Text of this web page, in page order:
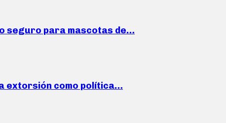
seguro para mascotas de…
extorsión como política…